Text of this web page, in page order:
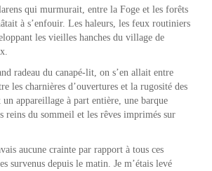
qui murmurait, entre la Foge et les forêts
à s’enfouir. Les haleurs, les feux routiniers
les vieilles hanches du village de
radeau du canapé-lit, on s’en allait entre
les charnières d’ouvertures et la rugosité des
un appareillage à part entière, une barque
reins du sommeil et les rêves imprimés sur
aucune crainte par rapport à tous ces
survenus depuis le matin. Je m’étais levé